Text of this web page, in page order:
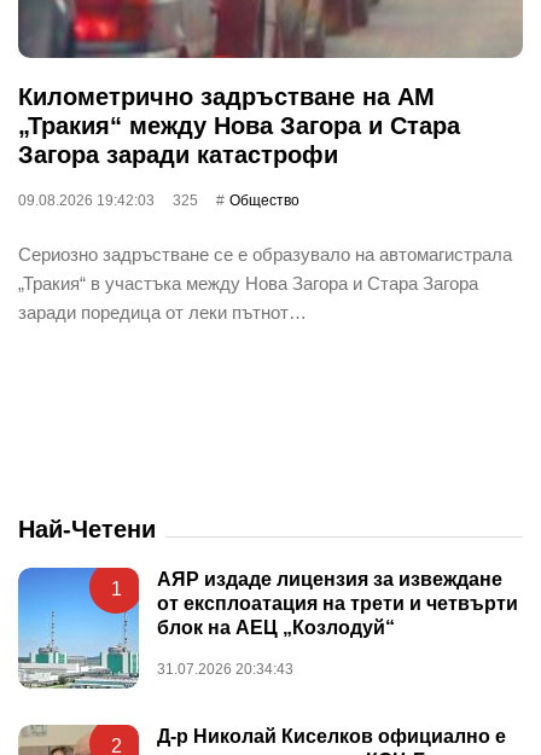
Километрично задръстване на АМ
„Тракия“ между Нова Загора и Стара
Загора заради катастрофи
09.08.2026 19:42:03 325 Общество
Сериозно задръстване се е образувало на автомагистрала
„Тракия“ в участъка между Нова Загора и Стара Загора
заради поредица от леки пътнот…
Най-Четени
1
АЯР издаде лицензия за извеждане
от експлоатация на трети и четвърти
блок на АЕЦ „Козлодуй“
31.07.2026 20:34:43
2
Д-р Николай Киселков официално е